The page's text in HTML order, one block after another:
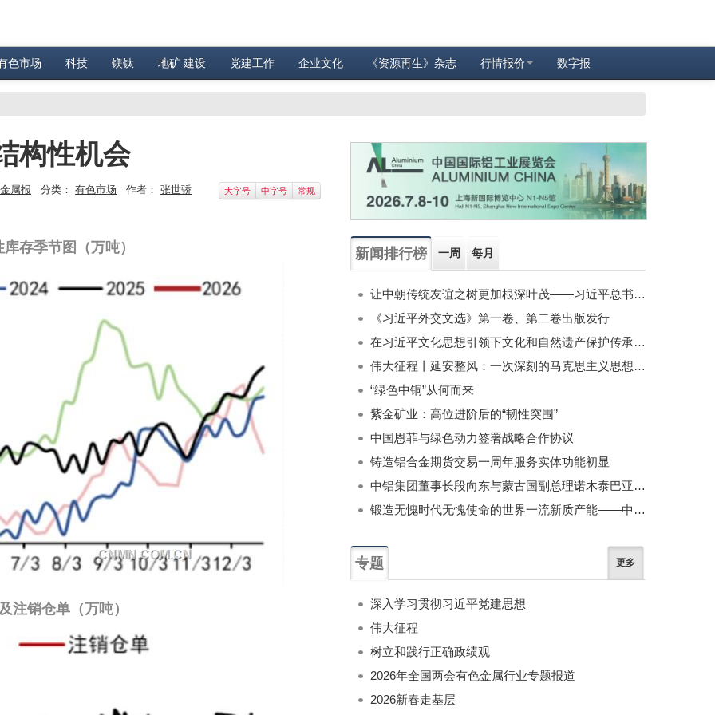
色市场 科技 镁钛 地矿 建设 党建工作 企业文化 《资源再生》杂志 行情报价 数字报
构性机会
属报 分类： 有色市场 作者： 张世骄 大字号 中字号 常规
存季节图（万吨）
注销仓单（万吨）
新闻排行榜 一周 每月
让中朝传统友谊之树更加根深叶茂——习近平总书记对朝鲜进行国事访问纪实
《习近平外交文选》第一卷、第二卷出版发行
在习近平文化思想引领下文化和自然遗产保护传承利用工作开创新局面
伟大征程丨延安整风：一次深刻的马克思主义思想教育运动
“绿色中铜”从何而来
紫金矿业：高位进阶后的“韧性突围”
中国恩菲与绿色动力签署战略合作协议
铸造铝合金期货交易一周年服务实体功能初显
中铝集团董事长段向东与蒙古国副总理诺木泰巴亚尔举行会谈
锻造无愧时代无愧使命的世界一流新质产能——中国有色金属工业的战略应对与破局之道（二）
专题 更多
深入学习贯彻习近平党建思想
伟大征程
树立和践行正确政绩观
2026年全国两会有色金属行业专题报道
2026新春走基层